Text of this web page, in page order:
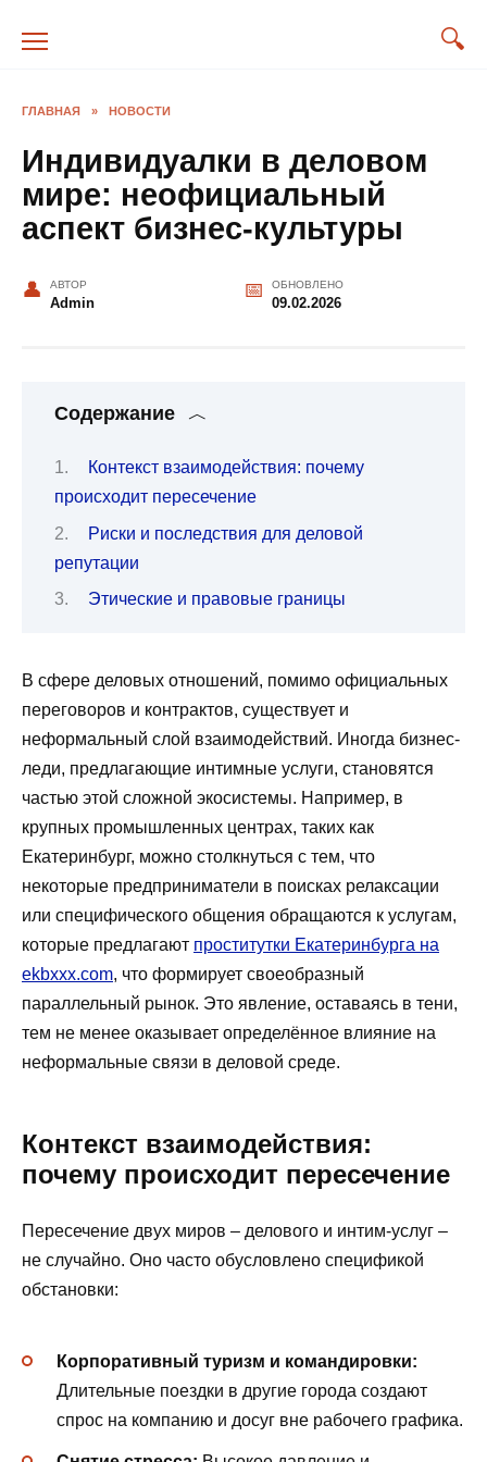
ГЛАВНАЯ » НОВОСТИ
Индивидуалки в деловом
мире: неофициальный
аспект бизнес-культуры
АВТОР
Admin
ОБНОВЛЕНО
09.02.2026
Содержание
Контекст взаимодействия: почему
происходит пересечение
Риски и последствия для деловой
репутации
Этические и правовые границы
В сфере деловых отношений, помимо официальных
переговоров и контрактов, существует и
неформальный слой взаимодействий. Иногда бизнес-
леди, предлагающие интимные услуги, становятся
частью этой сложной экосистемы. Например, в
крупных промышленных центрах, таких как
Екатеринбург, можно столкнуться с тем, что
некоторые предприниматели в поисках релаксации
или специфического общения обращаются к услугам,
которые предлагают проститутки Екатеринбурга на
ekbxxx.com, что формирует своеобразный
параллельный рынок. Это явление, оставаясь в тени,
тем не менее оказывает определённое влияние на
неформальные связи в деловой среде.
Контекст взаимодействия:
почему происходит пересечение
Пересечение двух миров – делового и интим-услуг –
не случайно. Оно часто обусловлено спецификой
обстановки:
Корпоративный туризм и командировки:
Длительные поездки в другие города создают
спрос на компанию и досуг вне рабочего графика.